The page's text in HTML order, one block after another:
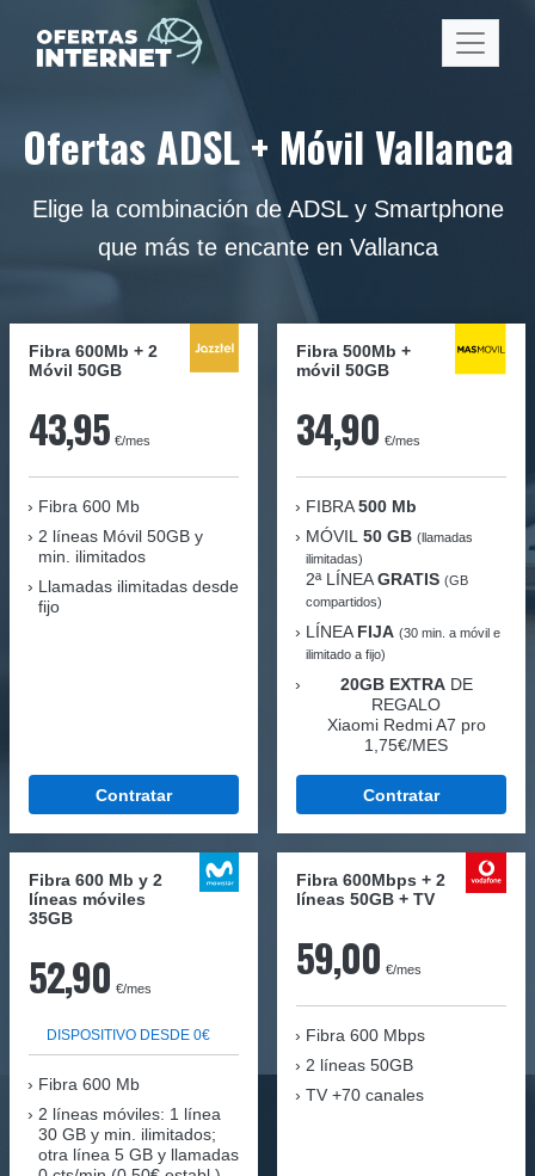
Ofertas ADSL + Móvil Vallanca
Elige la combinación de ADSL y Smartphone
que más te encante en Vallanca
Fibra 600Mb + 2
Móvil 50GB
43,95 €/mes
Fibra 600 Mb
2 líneas Móvil 50GB y
min. ilimitados
Llamadas ilimitadas desde
fijo
Contratar
Fibra 500Mb +
móvil 50GB
34,90 €/mes
FIBRA 500 Mb
MÓVIL 50 GB (llamadas
ilimitadas)
2ª LÍNEAGRATIS (GB
compartidos)
LÍNEA FIJA (30 min. a móvil e
ilimitado a fijo)
20GB EXTRADE
REGALO
Xiaomi Redmi A7 pro
1,75€/MES
Contratar
Fibra 600 Mb y 2
líneas móviles
35GB
52,90 €/mes
DISPOSITIVO DESDE 0€
Fibra 600 Mb
2 líneas móviles: 1 línea
30 GB y min. ilimitados;
otra línea 5 GB y llamadas
Fibra 600Mbps + 2
líneas 50GB + TV
59,00 €/mes
Fibra 600 Mbps
2 líneas 50GB
TV +70 canales